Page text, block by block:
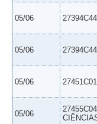
05/06
05/06
05/06
05/06